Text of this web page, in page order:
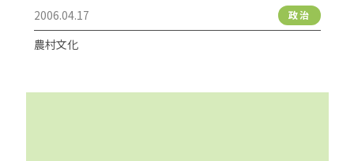
農村文化
2006.04.17 政治